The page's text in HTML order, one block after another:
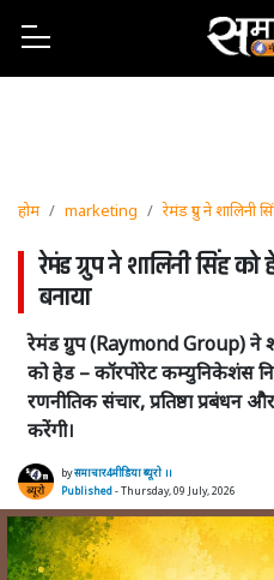
होम marketing रेमंड ग्रुप ने शालिनी
रेमंड ग्रुप ने शालिनी सिंह
बनाया
रेमंड ग्रुप (Raymond Group) ने
को हेड – कॉरपोरेट कम्युनिकेशंस
रणनीतिक संचार, प्रतिष्ठा प्रबंधन
करेंगी।
byसमाचार4मीडिया ब्यूरो ।।
Published- Thursday, 09 July, 2026